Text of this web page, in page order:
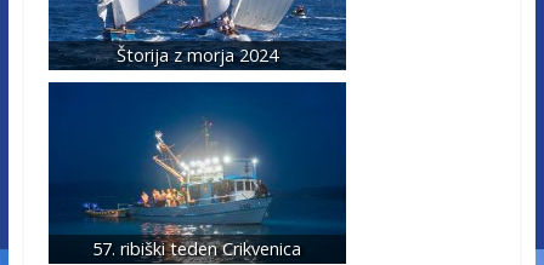
Štorija z morja 2024
57. ribiški teden Crikvenica